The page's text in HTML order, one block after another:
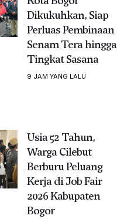
Dikukuhkan, Siap
Perluas Pembinaan
Senam Tera hingga
Tingkat Sasana
9 JAM YANG LALU
Usia 52 Tahun,
Warga Cilebut
Berburu Peluang
Kerja di Job Fair
2026 Kabupaten
Bogor